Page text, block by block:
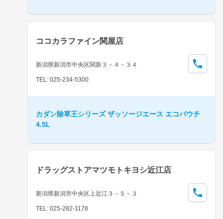
ココカラファイン関屋店
新潟県新潟市中央区関新３－４－３４
TEL: 025-234-5300
カダン除草王シリーズ ザッソージエース エコパウチ
4.5L
ドラッグストアマツモトキヨシ近江店
新潟県新潟市中央区上近江３－５－３
TEL: 025-282-1178